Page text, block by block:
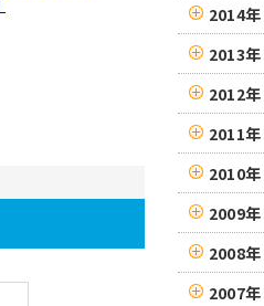
2014年
2013年
2012年
2011年
2010年
2009年
2008年
2007年